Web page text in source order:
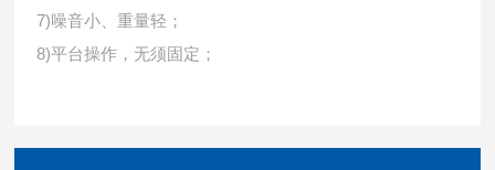
7)噪音小、重量轻；
8)平台操作，无须固定；